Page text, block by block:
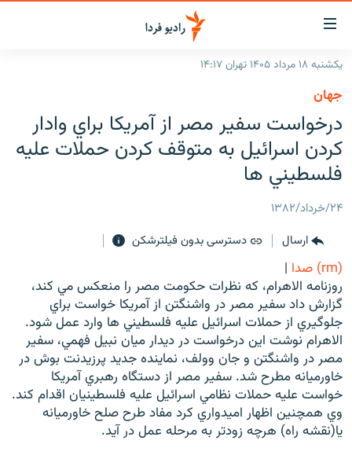
لینک‌های
قابلیت
دسترسی
بازگشت
منوی
اصلی
رفتن
صفحه
جهان
رادیو
گزارش‌های تصویری
گزارش‌های ویدئویی
زنان فردا
English
به ما بپیوندید
زبان‌های دیگر
یکشنبه ۱۸ مرداد ۱۴۰۵ تهران ۱۴:۱۷
جهان
درخواست سفير مصر از آمريكا براي وادار
كردن اسرائيل به متوقف كردن حملات عليه
فلسطيني ها
۲۴/خرداد/۱۳۸۲
ارسال
دسترسی بدون فیلترشکن
(rm) صدا
|
روزنامه الاهرام، كه نظرات حكومت مصر را منعكس مي كند،
گزارش داد سفير مصر در واشنگتن از آمريكا خواست براي
جلوگيري از حملات اسرائيل عليه فلسطيني ها وارد عمل شود.
الاهرام نوشت اين درخواست در ديدار ميان نبيل فهمي، سفير
مصر در واشنگتن و جان وولف، نماينده جديد پرزيدنت بوش در
خاورميانه مطرح شد. سفير مصر از دستگاه رهبري آمريكا
خواست عليه حملات نظامي اسرائيل عليه فلسطينيان اقدام كند.
وي همچنين اظهار اميدواري كرد مفاد طرح صلح خاورميانه
يا(نقشه راه) هرچه زودتر به مرحله عمل در آيد.